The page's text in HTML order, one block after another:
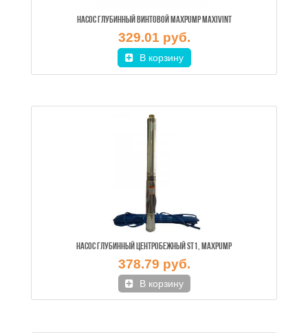
НАСОС ГЛУБИННЫЙ ВИНТОВОЙ MAXPUMP MAXIVINT
329.01 руб.
В корзину
НАСОС ГЛУБИННЫЙ ЦЕНТРОБЕЖНЫЙ ST1, MAXPUMP
378.79 руб.
В корзину